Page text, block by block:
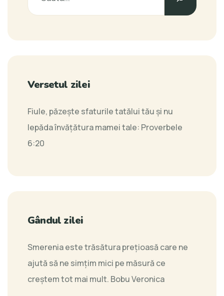
Versetul zilei
Fiule, păzeşte sfaturile tatălui tău şi nu
lepăda învăţătura mamei tale: Proverbele
6:20
Gândul zilei
Smerenia este trăsătura preţioasă care ne
ajută să ne simţim mici pe măsură ce
creştem tot mai mult. Bobu Veronica